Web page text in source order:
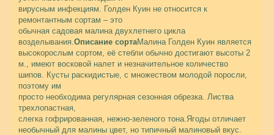
вирусным инфекциям. Голден Куин не относится к
ремонтантным сортам – это
обычная садовая малина двухлетнего цикла
возделывания.Описание сортаМалина Голден Куин является
высокорослым сортом, её стебли обычно достигают высоты 2
м., имеют восковой налет и незначительное количество
шипов. Кусты раскидистые, с множеством молодой поросли,
поэтому им
просто необходима регулярная сезонная обрезка. Листва
трехлопастная,
слегка гофрированная, нежно-зеленого тона.Ягоды отличает
необычный для малины цвет, но типичный малиновый вкус.